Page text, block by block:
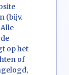
(bijv.
op het
of